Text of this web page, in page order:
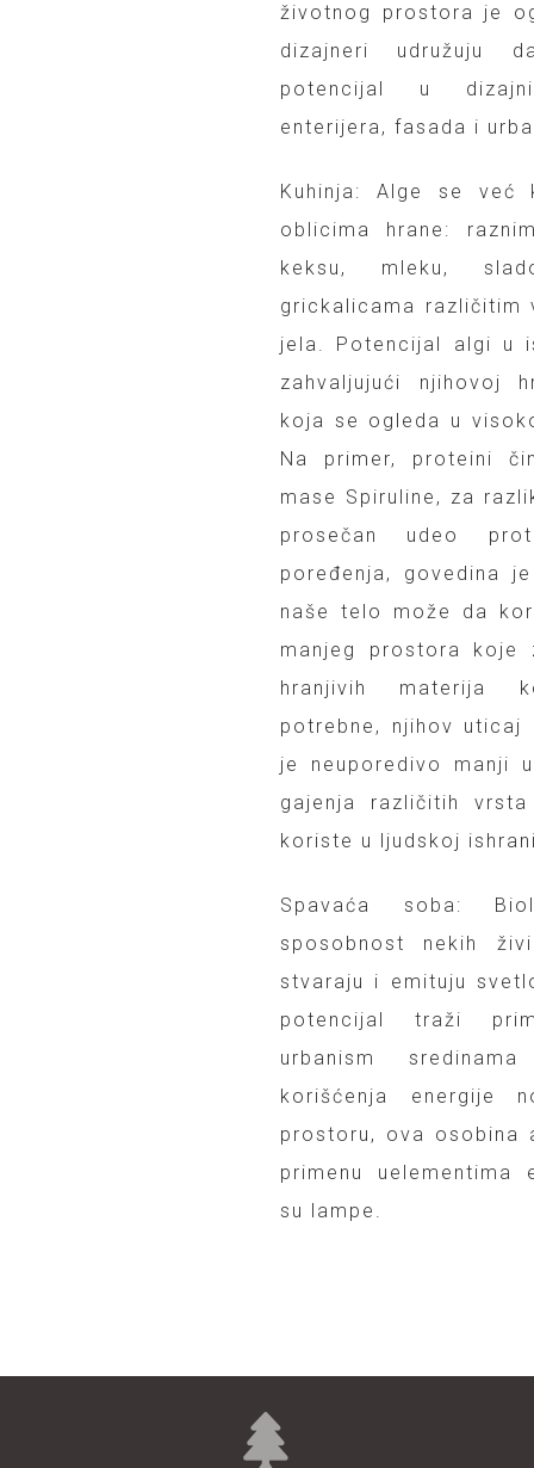
životnog prostora je
dizajneri udružuju
potencijal u
enterijera, fasada i
Kuhinja: Alge se već
oblicima hrane:
keksu, mleku,
grickalicama različitim
jela. Potencijal algi u
zahvaljujući njihovoj
koja se ogleda u
Na primer, proteini
mase Spiruline, za
prosečan udeo
poređenja, govedina
naše telo može da
manjeg prostora koje
hranjivih materija
potrebne, njihov uticaj
je neuporedivo manji
gajenja različitih
koriste u ljudskoj
Spavaća soba:
sposobnost nekih
stvaraju i emituju
potencijal traži
urbanism
korišćenja energije
prostoru, ova osobina
primenu
su lampe.